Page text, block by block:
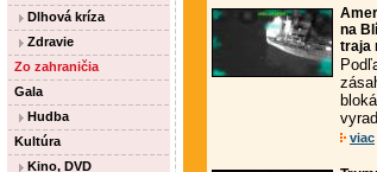
Dlhová kríza
Zdravie
Zo zahraničia
Gala
Hudba
Kultúra
Kino, DVD
na
traja
viac